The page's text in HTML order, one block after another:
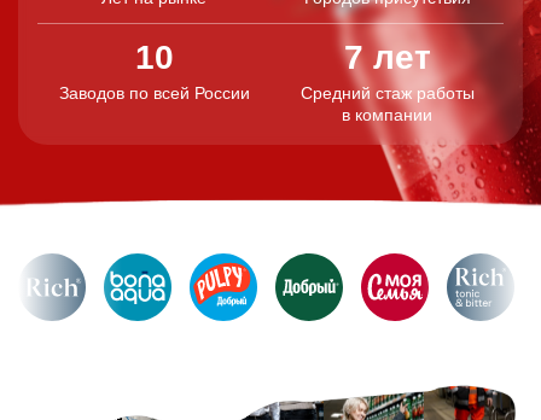
10
Заводов по всей России
7 лет
Средний стаж работы
в компании